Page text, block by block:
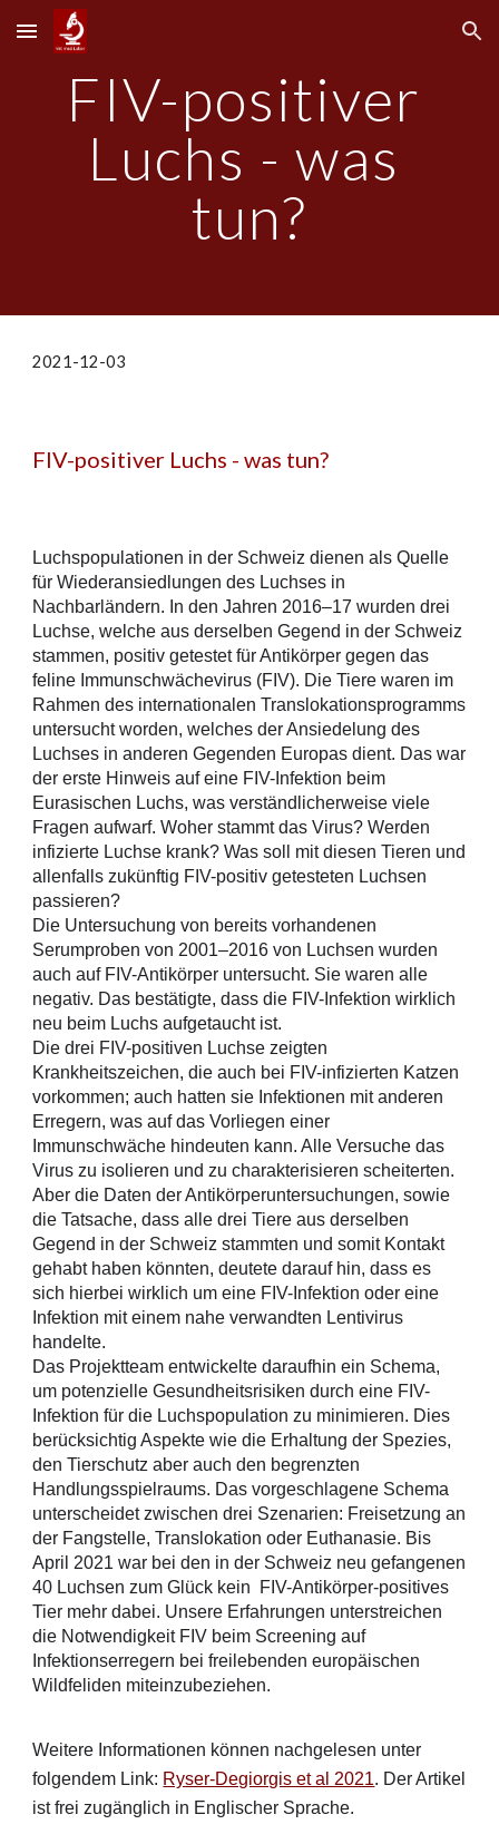
Skip to main content Skip to navigation
FIV-positiver
Luchs - was
tun?
2021-12-03
FIV-positiver Luchs - was tun?
Luchspopulationen in der Schweiz dienen als Quelle
für Wiederansiedlungen des Luchses in
Nachbarländern. In den Jahren 2016–17 wurden drei
Luchse, welche aus derselben Gegend in der Schweiz
stammen, positiv getestet für Antikörper gegen das
feline Immunschwächevirus (FIV). Die Tiere waren im
Rahmen des internationalen Translokationsprogramms
untersucht worden, welches der Ansiedelung des
Luchses in anderen Gegenden Europas dient. Das war
der erste Hinweis auf eine FIV-Infektion beim
Eurasischen Luchs, was verständlicherweise viele
Fragen aufwarf. Woher stammt das Virus? Werden
infizierte Luchse krank? Was soll mit diesen Tieren und
allenfalls zukünftig FIV-positiv getesteten Luchsen
passieren?
Die Untersuchung von bereits vorhandenen
Serumproben von 2001–2016 von Luchsen wurden
auch auf FIV-Antikörper untersucht. Sie waren alle
negativ. Das bestätigte, dass die FIV-Infektion wirklich
neu beim Luchs aufgetaucht ist.
Die drei FIV-positiven Luchse zeigten
Krankheitszeichen, die auch bei FIV-infizierten Katzen
vorkommen; auch hatten sie Infektionen mit anderen
Erregern, was auf das Vorliegen einer
Immunschwäche hindeuten kann. Alle Versuche das
Virus zu isolieren und zu charakterisieren scheiterten.
Aber die Daten der Antikörperuntersuchungen, sowie
die Tatsache, dass alle drei Tiere aus derselben
Gegend in der Schweiz stammten und somit Kontakt
gehabt haben könnten, deutete darauf hin, dass es
sich hierbei wirklich um eine FIV-Infektion oder eine
Infektion mit einem nahe verwandten Lentivirus
handelte.
Das Projektteam entwickelte daraufhin ein Schema,
um potenzielle Gesundheitsrisiken durch eine FIV-
Infektion für die Luchspopulation zu minimieren. Dies
berücksichtig Aspekte wie die Erhaltung der Spezies,
den Tierschutz aber auch den begrenzten
Handlungsspielraums. Das vorgeschlagene Schema
unterscheidet zwischen drei Szenarien: Freisetzung an
der Fangstelle, Translokation oder Euthanasie. Bis
April 2021 war bei den in der Schweiz neu gefangenen
40 Luchsen zum Glück kein  FIV-Antikörper-positives
Tier mehr dabei. Unsere Erfahrungen unterstreichen
die Notwendigkeit FIV beim Screening auf
Infektionserregern bei freilebenden europäischen
Wildfeliden miteinzubeziehen.
Weitere Informationen können nachgelesen unter
folgendem Link: Ryser-Degiorgis et al 2021. Der Artikel
ist frei zugänglich in Englischer Sprache.